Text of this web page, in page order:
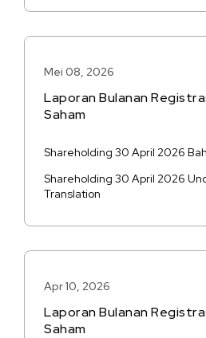
Mei 08, 2026
Laporan Bulanan
Saham
Shareholding 30 April 2026
Shareholding 30 April 2026
Translation
Apr 10, 2026
Laporan Bulanan
Saham